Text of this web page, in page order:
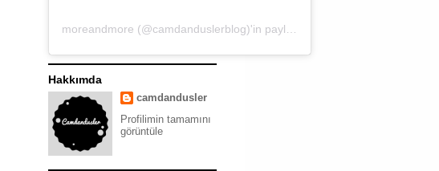
Hakkımda
camdandusler
Profilimin tamamını
görüntüle